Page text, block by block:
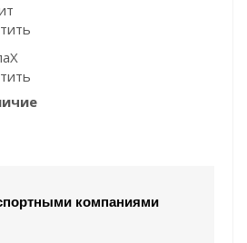
компаниями